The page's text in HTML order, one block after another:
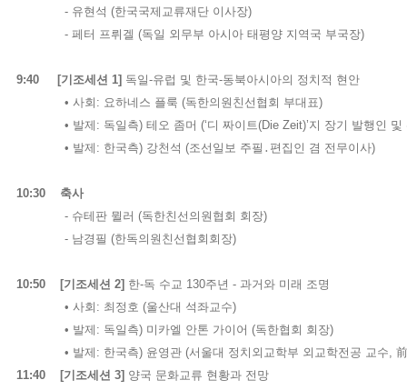
- 유현석 (한국국제교류재단 이사장)
-페터 프뤼겔 (독일 외무부 아시아 태평양 지역국 부국장)
9:40 [기조세션 1] 독일-유럽 및 한국-동북아시아의 정치적 현안
•사회 : 요하네스 플룩 (독한의원친선협회 부대표)
• 발제 : 독일측)테오 좀머 (‘디 짜이트(Die Zeit)’지 장기 발행인 및
• 발제 : 한국측) 강천석 (조선일보 주필 ․ 편집인 겸 전무이사)
10:30
축사
- 슈테판 뮐러 (독한친선의원협회 회장)
- 남경필 (한독의원친선협회회장)
10:50 [기조세션 2] 한-독 수교 130주년 - 과거와 미래 조명
•사회 : 최정호 (울산대 석좌교수)
• 발제 : 독일측) 미카엘 안톤 가이어 (독한협회 회장)
• 발제 : 한국측) 윤영관 (서울대 정치외교학부 외교학전공 교수,
11:40 [기조세션 3] 양국 문화교류 현황과 전망